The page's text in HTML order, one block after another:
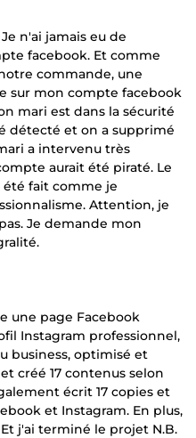
n'ai jamais eu de
facebook. Et comme
commande, une
sur mon compte facebook
mari est dans la sécurité
détecté et on a supprimé
a intervenu très
aurait été piraté. Le
été fait comme je
Attention, je
Je demande mon
une page Facebook
Instagram professionnel,
business, optimisé et
créé 17 contenus selon
écrit 17 copies et
et Instagram. En plus,
j'ai terminé le projet N.B.